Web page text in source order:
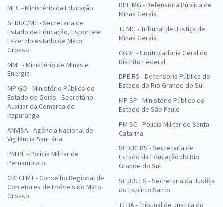
MEC - Ministério da Educação
SEDUC/MT - Secretaria de
Estado de Educação, Esporte e
Lazer do estado de Mato
Grosso
MME - Ministério de Minas e
Energia
MP GO - Ministério Público do
Estado de Goiás - Secretário
Auxiliar da Comarca de
Itapuranga
ANVISA - Agência Nacional de
Vigilância Sanitária
PM PE - Polícia Militar de
Pernambuco
CRECI MT - Conselho Regional de
Corretores de Imóveis do Mato
Grosso
DPE MG - Defensoria Pública de
Minas Gerais
TJ MG - Tribunal de Justiça de
Minas Gerais
CGDF - Controladoria Geral do
Distrito Federal
DPE RS - Defensoria Pública do
Estado do Rio Grande do Sul
MP SP - Ministério Público do
Estado de São Paulo
PM SC - Polícia Militar de Santa
Catarina
SEDUC RS - Secretaria de
Estado da Educação do Rio
Grande do Sul
SEJUS ES - Secretaria da Justiça
do Espírito Santo
TJ BA - Tribunal de Justiça do